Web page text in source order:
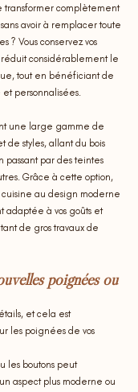
transformer complètement
avoir à remplacer toute
? Vous conservez vos
considérablement le
tout en bénéficiant de
personnalisées.
une large gamme de
de styles, allant du bois
par des teintes
Grâce à cette option,
au design moderne
à vos goûts et
de gros travaux de
poignées ou
et cela est
les poignées de vos
les boutons peut
aspect plus moderne ou